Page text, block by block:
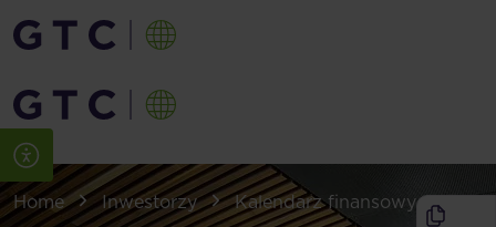
Home Inwestorzy Kalendarz finansowy